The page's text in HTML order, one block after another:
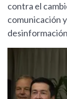
contra el
comunicación